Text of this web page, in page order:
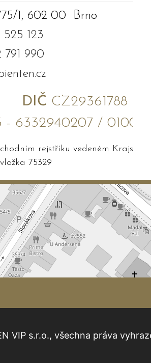
1, 602 00 Brno
525 123
791 990
DIČ CZ29361788
- 6332940207 / 0100
rejstříku vedeném
75329
VIP s.r.o., všechna práva